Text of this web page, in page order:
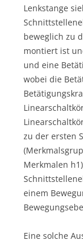
Lenkstange
beweglich zu
montiert ist
und eine
wobei die
zu der ersten
Merkmalen
einem
Eine solche